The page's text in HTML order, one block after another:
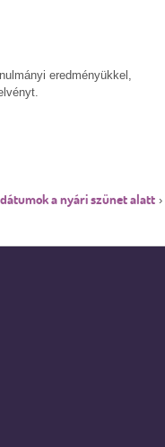
eredményükkel,
a nyári szünet alatt›